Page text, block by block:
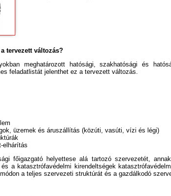
tervezett változás?
meghatározott hatósági, szakhatósági és
feladatlistát jelenthet ez a tervezett változás.
üzemek és áruszállítás (közúti, vasúti, vízi és légi)
elhárítás
főigazgató helyettese alá tartozó szervezetét,
a katasztrófavédelmi kirendeltségek
a teljes szervezeti struktúrát és a gazdálkodó